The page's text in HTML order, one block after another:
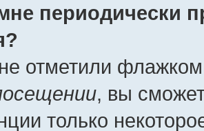
периодически
отметили
, вы
только